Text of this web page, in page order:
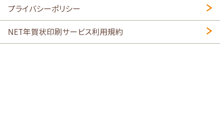
プライバシーポリシー
NET年賀状印刷サービス利用規約